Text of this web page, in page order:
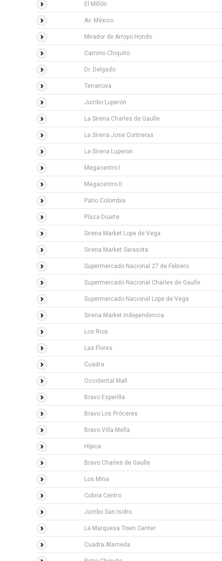
El Millón
Av. México
Mirador de Arroyo Hondo
Camino Chiquito
Dr. Delgado
Terranova
Jumbo Luperón
La Sirena Charles de Gaulle
La Sirena Jose Contreras
La Sirena Luperon
Megacentro I
Megacentro II
Patio Colombia
Plaza Duarte
Sirena Market Lope de Vega
Sirena Market Sarasota
Supermercado Nacional 27 de Febrero
Supermercado Nacional Charles de Gaulle
Supermercado Nacional Lope de Vega
Sirena Market Independencia
Los Rios
Las Flores
Cuadra
Occidental Mall
Bravo Esperilla
Bravo Los Próceres
Bravo Villa Mella
Hípica
Bravo Charles de Gaulle
Los Mina
Colina Centro
Jumbo San Isidro
La Marquesa Town Center
Cuadra Alameda